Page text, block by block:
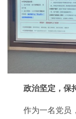
政治坚定，保
作为一名党员